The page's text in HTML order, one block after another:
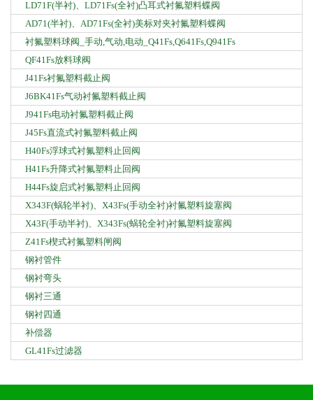
LD71F(半衬)、LD71Fs(全衬)凸耳式衬氟塑料蝶阀
AD71(半衬)、AD71Fs(全衬)美标对夹衬氟塑料蝶阀
衬氟塑料球阀_手动,气动,电动_Q41Fs,Q641Fs,Q941Fs
QF41Fs放料球阀
J41Fs衬氟塑料截止阀
J6BK41Fs气动衬氟塑料截止阀
J941Fs电动衬氟塑料截止阀
J45Fs直流式衬氟塑料截止阀
H40Fs浮球式衬氟塑料止回阀
H41Fs升降式衬氟塑料止回阀
H44Fs旋启式衬氟塑料止回阀
X343F(蜗轮半衬)、X43Fs(手动全衬)衬氟塑料旋塞阀
X43F(手动半衬)、X343Fs(蜗轮全衬)衬氟塑料旋塞阀
Z41Fs楔式衬氟塑料闸阀
钢衬管件
钢衬弯头
钢衬三通
钢衬四通
补偿器
GL41Fs过滤器